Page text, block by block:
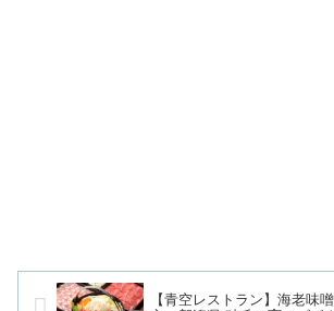
【青空レストラン】海老味